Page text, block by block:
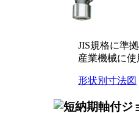
JIS規格に準拠
産業機械に使
形状別寸法図